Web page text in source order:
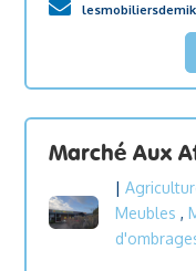
Marché Aux
|
Meubles ,